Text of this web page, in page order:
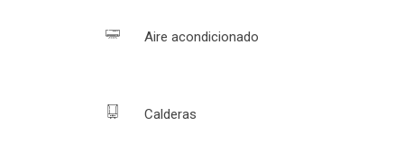
Aire acondicionado
Calderas